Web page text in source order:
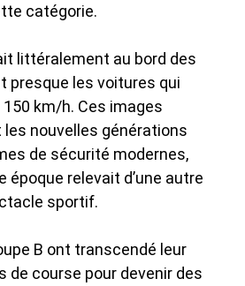
catégorie.
littéralement au bord des
presque les voitures qui
km/h. Ces images
les nouvelles générations
de sécurité modernes,
époque relevait d’une autre
sportif.
B ont transcendé leur
de course pour devenir des